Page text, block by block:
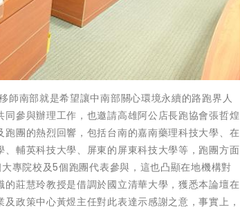
師南部就是希望讓中南部關心環境永續的路跑界人
參與辦理工作，也邀請高雄阿公店長跑協會張哲煌
團的熱烈回響，包括台南的嘉南藥理科技大學、在
輔英科技大學、屏東的屏東科技大學等，跑團方面
專院校及5個跑團代表參與，這也凸顯在地機構對
莊慧玲教授是借調於國立清華大學，獲悉本論壇在
政策中心黃煜主任對此表達示感謝之意，事實上，